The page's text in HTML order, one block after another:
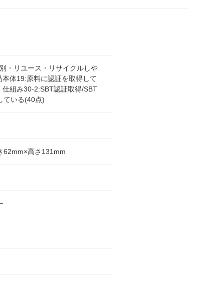
・リユース・リサイクルしや
体19:原料に認証を取得して
仕組み30-2:SBT認証取得/SBT
ている(40点)
62mm×高さ131mm